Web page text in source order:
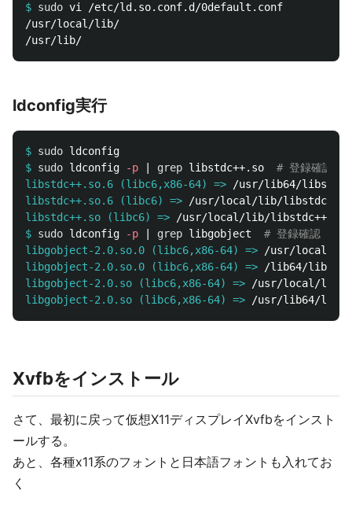
$ sudo
/usr/local/lib/
ldconfig実行
$ sudo
$ sudo ldconfig -p grep libstdc++.so # 登録確認
libstdc++.so.6 (libc6,x86-64) =>
libstdc++.so.6 (libc6) =>
libstdc++.so (libc6) =>
$ sudo ldconfig -p grep libgobject # 登録確認
libgobject-2.0.so.0 (libc6,x86-64) =>
libgobject-2.0.so.0 (libc6,x86-64) =>
libgobject-2.0.so (libc6,x86-64) =>
libgobject-2.0.so (libc6,x86-64) =>
Xvfbをインストール
さて、最初に戻って仮想X11ディスプレイXvfbをインスト
ールする。
あと、各種x11系のフォントと日本語フォントも入れてお
く